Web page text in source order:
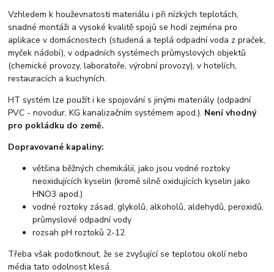
Vzhledem k houževnatosti materiálu i při nízkých teplotách,
snadné montáži a vysoké kvalitě spojů se hodí zejména pro
aplikace v domácnostech (studená a teplá odpadní voda z praček,
myček nádobí), v odpadních systémech průmyslových objektů
(chemické provozy, laboratoře, výrobní provozy), v hotelích,
restauracích a kuchyních.
HT systém lze použít i ke spojování s jinými materiály (odpadní
PVC - novodur, KG kanalizačním systémem apod.). Není vhodný
pro pokládku do země.
Dopravované kapaliny:
většina běžných chemikálií, jako jsou vodné roztoky
neoxidujících kyselin (kromě silně oxidujících kyselin jako
HNO3 apod.)
vodné roztoky zásad, glykolů, alkoholů, aldehydů, peroxidů,
průmyslové odpadní vody
rozsah pH roztoků 2-12
Třeba však podotknout, že se zvyšující se teplotou okolí nebo
média tato odolnost klesá.